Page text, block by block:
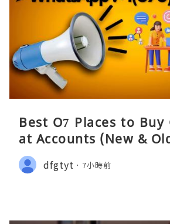
Best O7 Places to Buy
at Accounts (New &
dfgtyt 7小時前